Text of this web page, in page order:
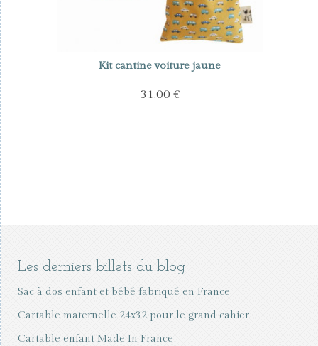
Kit cantine voiture jaune
31.00 €
Les derniers billets du blog
Sac à dos enfant et bébé fabriqué en France
Cartable maternelle 24x32 pour le grand cahier
Cartable enfant Made In France